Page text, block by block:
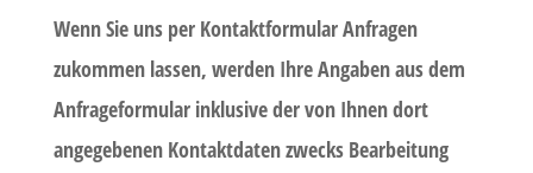
Wenn Sie uns per Kontaktformular Anfragen
zukommen lassen, werden Ihre Angaben aus dem
Anfrageformular inklusive der von Ihnen dort
angegebenen Kontaktdaten zwecks Bearbeitung